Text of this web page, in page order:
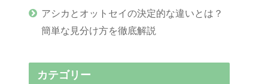
アシカとオットセイの決定的な違いとは？
簡単な見分け方を徹底解説
カテゴリー